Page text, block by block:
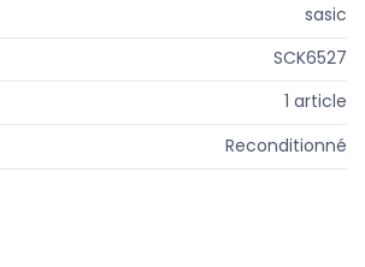
sasic
SCK6527
1 article
Reconditionné